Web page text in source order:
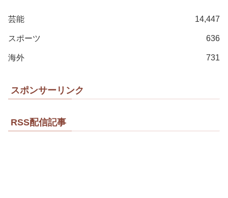
芸能 14,447
スポーツ 636
海外 731
スポンサーリンク
RSS配信記事